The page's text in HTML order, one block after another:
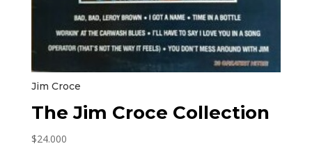
Jim Croce
The Jim Croce Collection
$24.000